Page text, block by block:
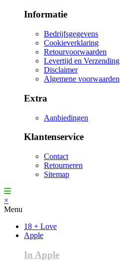
Informatie
Bedrijfsgegevens
Cookieverklaring
Retourvoorwaarden
Levertijd en Verzending
Disclaimer
Algemene voorwaarden
Extra
Aanbiedingen
Klantenservice
Contact
Retourneren
Sitemap
×
Menu
18 + Love
Apple
In Apple